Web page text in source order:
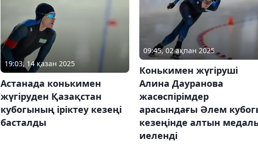
19:03, 14 қазан 2025
Астанада конькимен
жүгіруден Қазақстан
кубогының іріктеу кезеңі
басталды
09:45, 02 ақпан 2025
Конькимен жүгіруші
Алина Дауранова
жасөспірімдер
арасындағы Әлем
кезеңінде алтын
иеленді